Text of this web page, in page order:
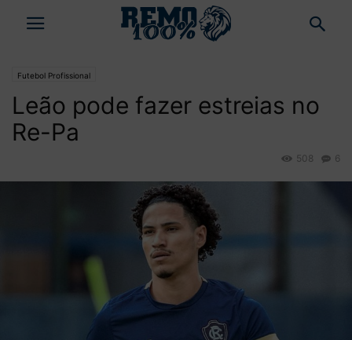
Futebol Profissional
Leão pode fazer estreias no
Re-Pa
6
508